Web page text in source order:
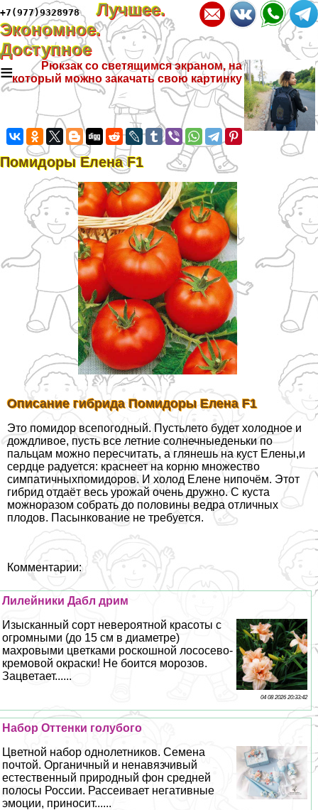
+7(977)9328978
Лучшее.
Экономное.
Доступное
≡
Рюкзак со светящимся экраном, на
который можно закачать свою картинку
Помидоры Елена F1
Описание гибрида Помидоры Елена F1
Это помидор всепогодный. Пустьлето будет холодное и
дождливое, пусть все летние солнечныеденьки по
пальцам можно пересчитать, а глянешь на куст Елены,и
сердце радуется: краснеет на корню множество
симпатичныхпомидоров. И холод Елене нипочём. Этот
гибрид отдаёт весь урожай очень дружно. С куста
можноразом собрать до половины ведра отличных
плодов. Пасынкование не требуется.
Комментарии:
Лилейники Дабл дрим
Изысканный сорт невероятной красоты с
огромными (до 15 см в диаметре)
махровыми цветками роскошной лососево-
кремовой окраски! Не боится морозов.
Зацветает......
04 08 2026 20:33:42
Набор Оттенки гoлyбого
Цветной набор однолетников. Семена
почтой. Органичный и ненавязчивый
естественный природный фон средней
полосы России. Рассеивает негативные
эмоции, приносит......